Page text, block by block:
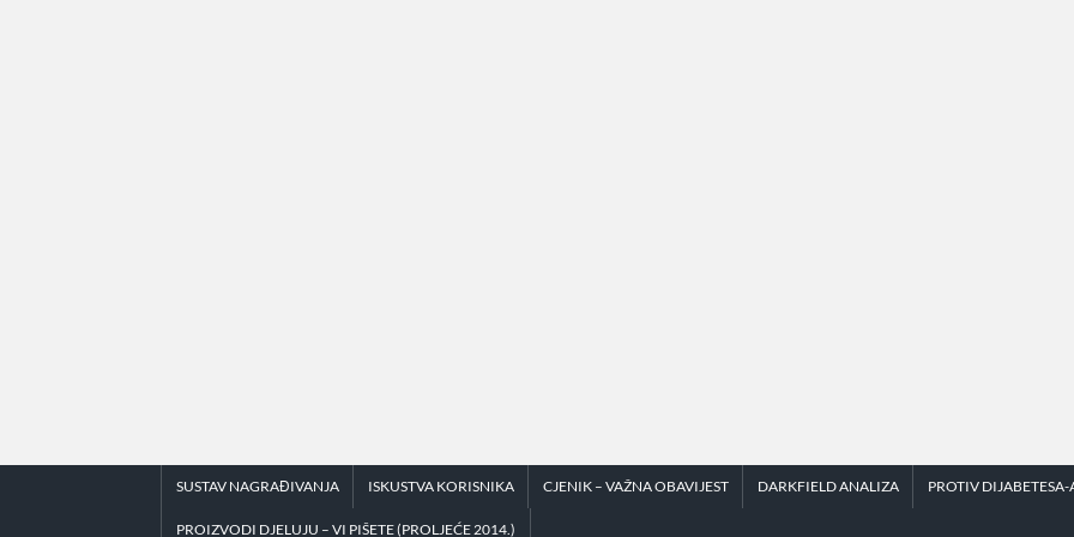
SUSTAV NAGRAĐIVANJA ISKUSTVA KORISNIKA CJENIK – VAŽNA OBAVIJEST DARKFIELD ANALIZA PROTIV
PROIZVODI DJELUJU – VI PIŠETE (PROLJEĆE 2014.)